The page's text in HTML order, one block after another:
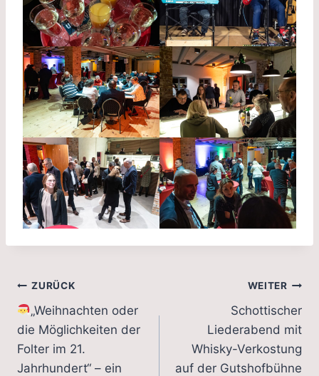
Beitragsnavigation
ZURÜCK
„Weihnachten oder
die Möglichkeiten der
Folter im 21.
Jahrhundert“ – ein
WEITER
Schottischer
Liederabend mit
Whisky-Verkostung
auf der Gutshofbühne